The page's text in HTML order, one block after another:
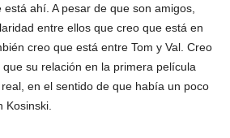
ahí. A pesar de que son amigos,
entre ellos que creo que está en
creo que está entre Tom y Val. Creo
su relación en la primera película
en el sentido de que había un poco
Kosinski.